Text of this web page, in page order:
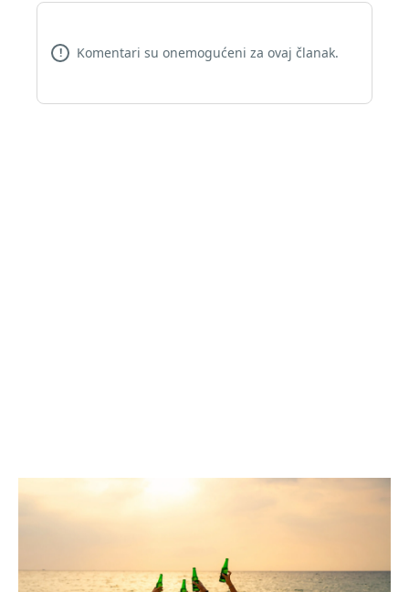
! Komentari su onemogućeni za ovaj članak.